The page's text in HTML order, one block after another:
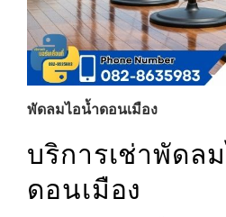
พัดลมไอน้ำดอนเมือง
บริการเช่าพัดล
ดอนเมือง